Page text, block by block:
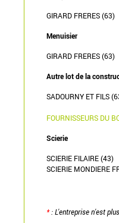
GIRARD FRERES (63)
Menuisier
GIRARD FRERES (63)
Autre lot de la
SADOURNY ET FILS
FOURNISSEURS DU
Scierie
SCIERIE FILAIRE (43)
SCIERIE MONDIERE
*: L'entreprise n'est